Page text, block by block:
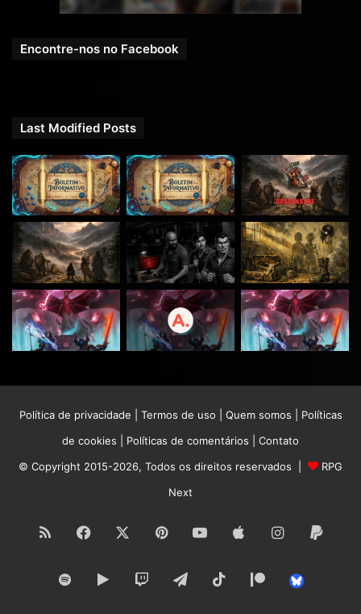
Encontre-nos no Facebook
Last Modified Posts
Política de privacidade Termos de uso Quem somos
Políticas
de cookies
Políticas de comentários
Contato
© Copyright 2015-2026, Todos os direitos reservados |
RPG
Next
RSS Facebook PinterestYouTubeAppleInstagram
SpotifyGoogle TwitchTelegramTikTokPatreon